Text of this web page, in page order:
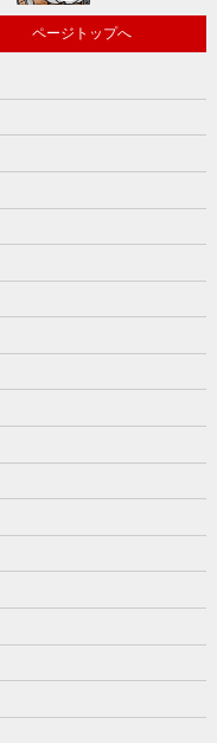
ページトップへ